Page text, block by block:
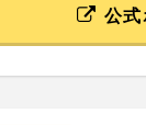
公